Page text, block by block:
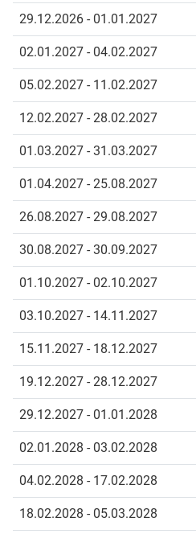
29.12.2026 - 01.01.2027
02.01.2027 - 04.02.2027
05.02.2027 - 11.02.2027
12.02.2027 - 28.02.2027
01.03.2027 - 31.03.2027
01.04.2027 - 25.08.2027
26.08.2027 - 29.08.2027
30.08.2027 - 30.09.2027
01.10.2027 - 02.10.2027
03.10.2027 - 14.11.2027
15.11.2027 - 18.12.2027
19.12.2027 - 28.12.2027
29.12.2027 - 01.01.2028
02.01.2028 - 03.02.2028
04.02.2028 - 17.02.2028
18.02.2028 - 05.03.2028